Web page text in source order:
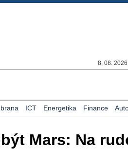
8. 08. 2026
ICT Energetika Finance
Mars: Na